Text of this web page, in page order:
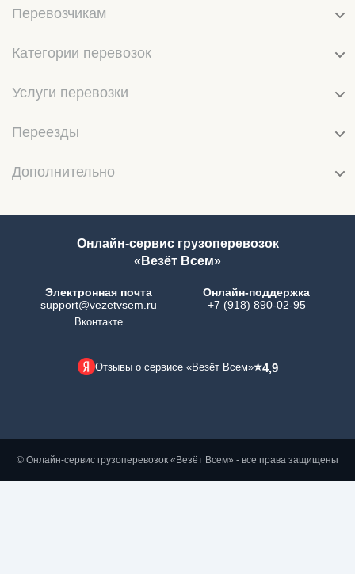
Перевозчикам
Категории перевозок
Услуги перевозки
Переезды
Дополнительно
Онлайн-сервис грузоперевозок
«Везёт Всем»
Электронная почта
support@vezetvsem.ru
Вконтакте
Онлайн-поддержка
+7 (918) 890-02-95
Отзывы о сервисе «Везёт Всем»⭐4,9
© Онлайн-сервис грузоперевозок «Везёт Всем» - все права защищены